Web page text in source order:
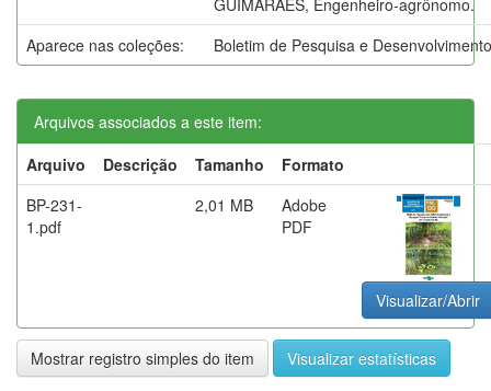
Aparece nas coleções:
Boletim de Pesquisa e
Arquivos associados a este item:
Arquivo
Descrição Tamanho
Formato
BP-231-
1.pdf
2,01 MB
Adobe
PDF
Visualizar/Abrir
Mostrar registro simples do item Visualizar estatísticas